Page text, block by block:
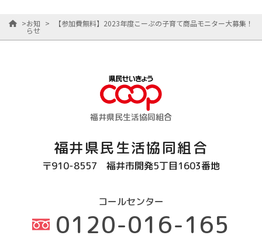
>お知
らせ
> 【参加費無料】2023年度こーぷの子育て商品モニター大募集！
福井県民生活協同組合
福井県民生活協同組合
〒910-8557 福井市開発5丁目1603番地
コールセンター
0120-016-165